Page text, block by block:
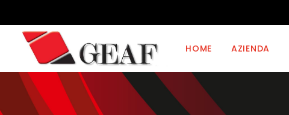
HOME AZIENDA